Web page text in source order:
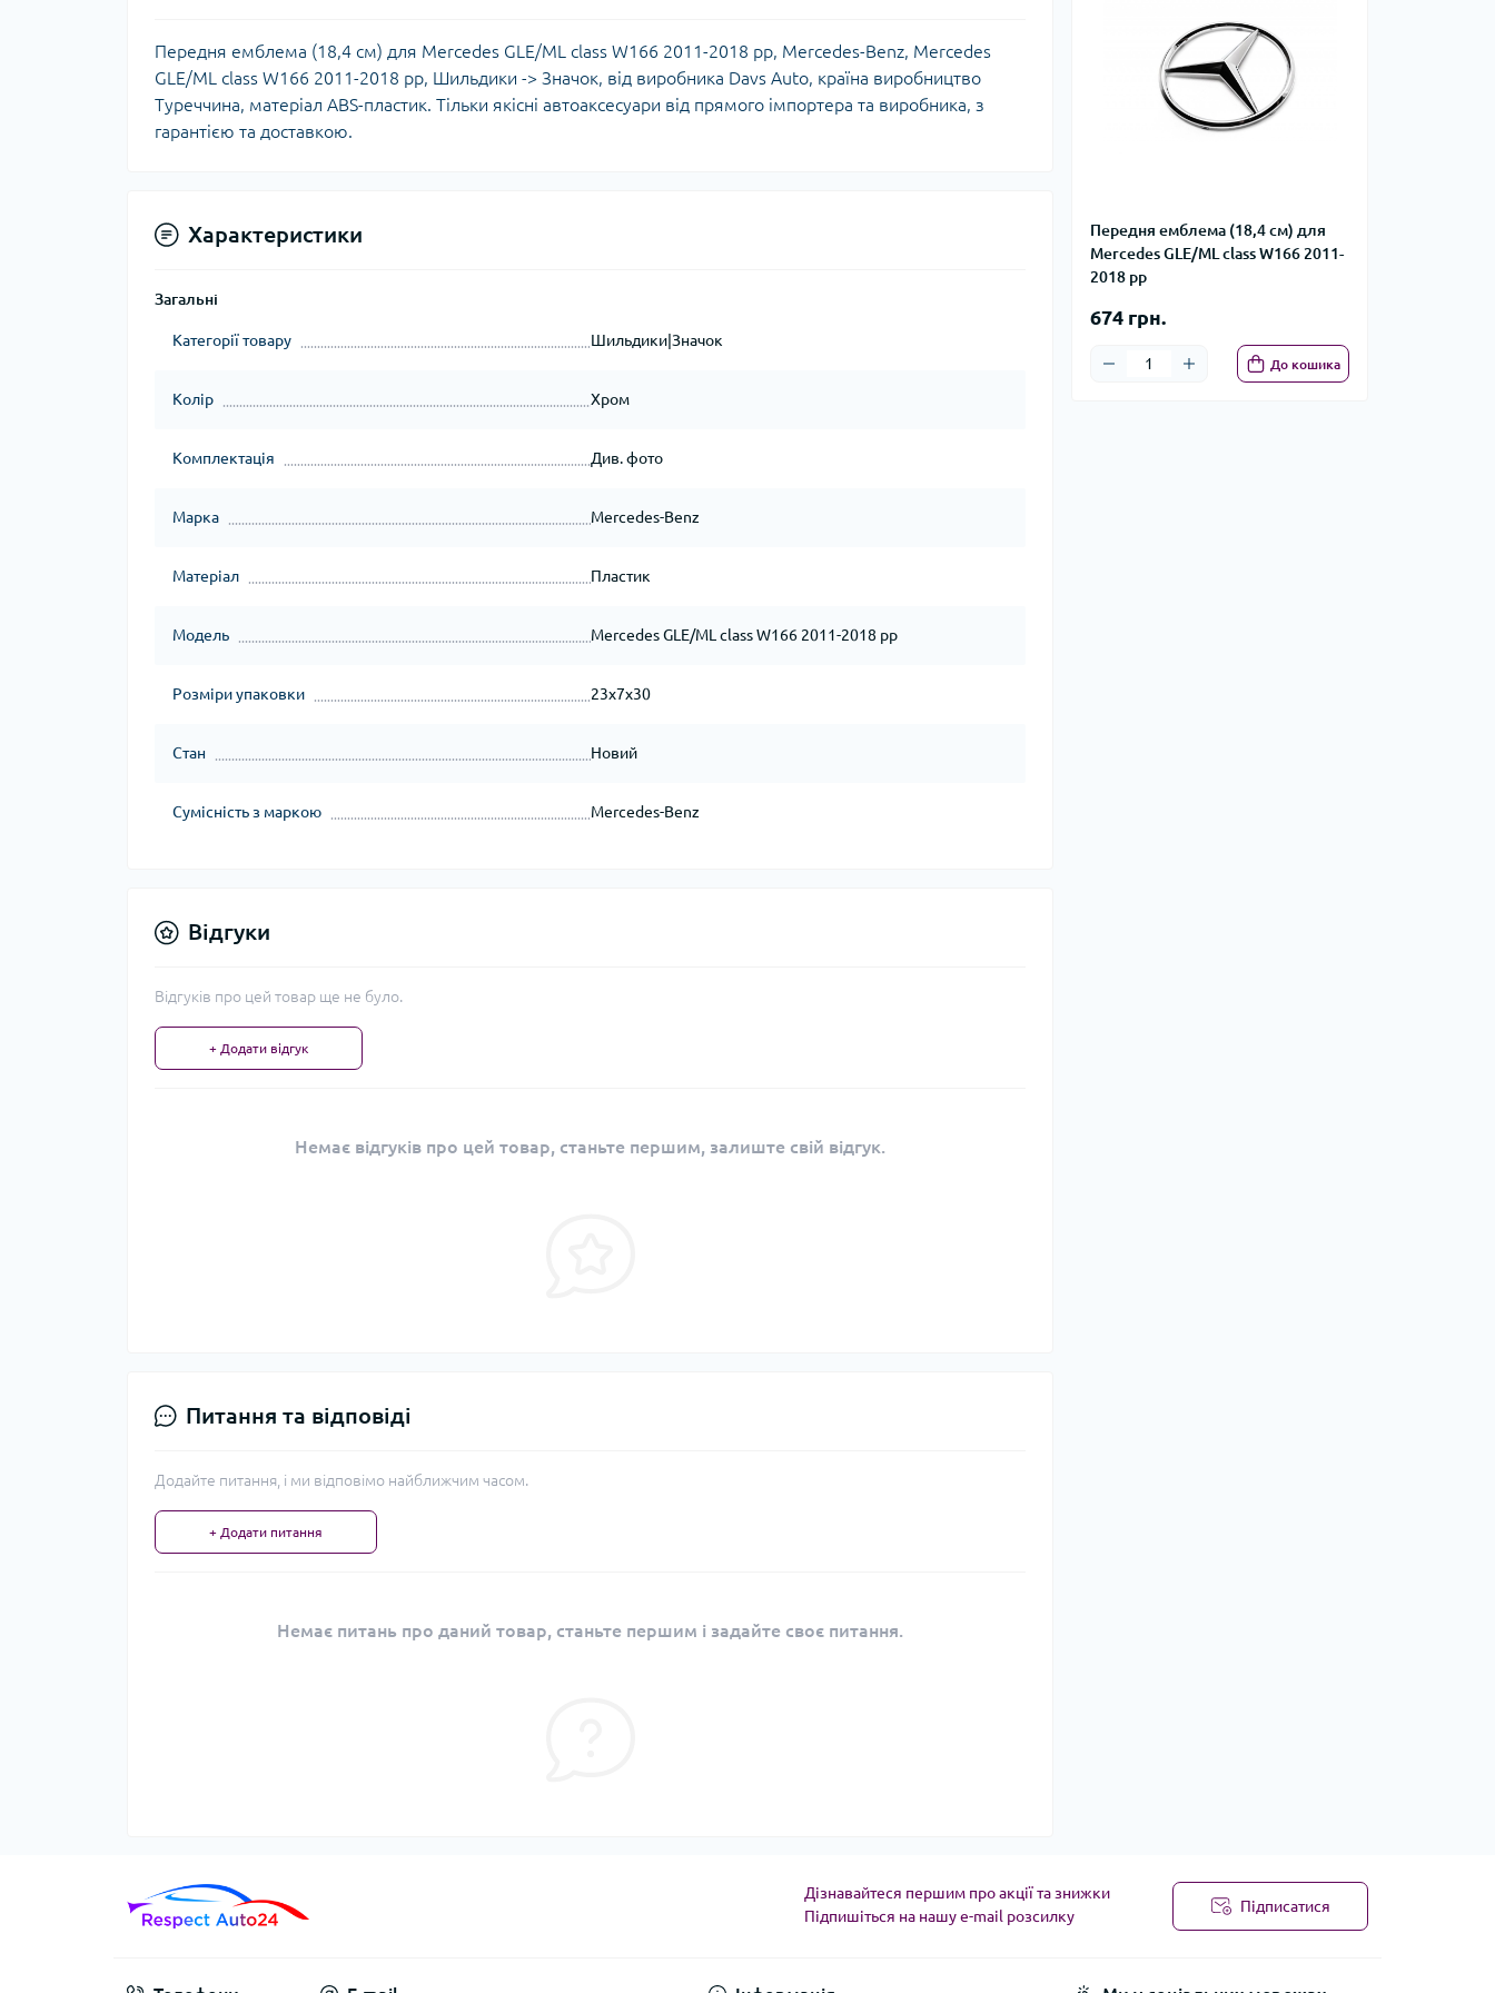
Передня емблема (18,4 см) для
Mercedes GLE/ML сlass W166 2011-
2018 рр
674 грн.
До кошика
Передня емблема (18,4 см) для Mercedes GLE/ML сlass W166 2011-2018 рр, Mercedes-Benz, Mercedes
GLE/ML сlass W166 2011-2018 рр, Шильдики -> Значок, від виробника Davs Auto, країна виробництво
Туреччина, матеріал ABS-пластик. Тільки якісні автоаксесуари від прямого імпортера та виробника, з
гарантією та доставкою.
Характеристики
Загальні
Категорії товару Шильдики|Значок
Колір Хром
Комплектація Див. фото
Марка Mercedes-Benz
Матеріал Пластик
Модель Mercedes GLE/ML сlass W166 2011-2018 рр
Розміри упаковки 23x7x30
Стан Новий
Сумісність з маркою Mercedes-Benz
Відгуки
Відгуків про цей товар ще не було.
+ Додати відгук
Немає відгуків про цей товар, станьте першим, залиште свій відгук.
Питання та відповіді
Додайте питання, і ми відповімо найближчим часом.
+ Додати питання
Немає питань про даний товар, станьте першим і задайте своє питання.
Дізнавайтеся першим про акції та знижки
Підпишіться на нашу e-mail розсилку
Підписатися